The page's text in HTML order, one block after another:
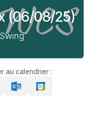
(06/08/25)
au calendrier :